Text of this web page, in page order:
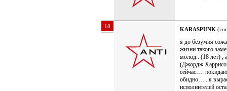
18 KARASPUNK
я до безумия
жизни такого
молод.. (18 лет) ,
(Джордж
сейчас….
обидно….. я
исполнителей